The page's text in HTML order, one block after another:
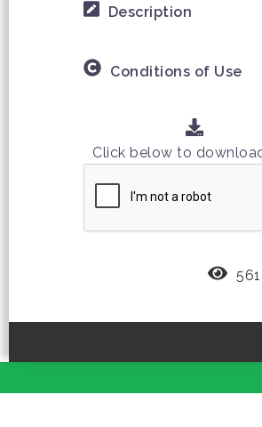
Description
Conditions of Use
Click below to